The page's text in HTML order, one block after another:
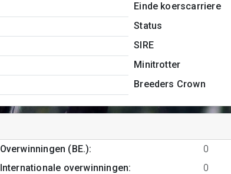
Einde koerscarriere
Status
SIRE
Minitrotter
Breeders Crown
Overwinningen (BE.):
0
Internationale overwinningen: 0